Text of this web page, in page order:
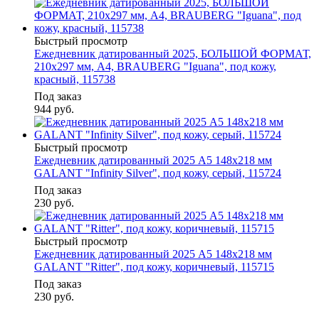
Быстрый просмотр
Ежедневник датированный 2025, БОЛЬШОЙ ФОРМАТ,
210х297 мм, А4, BRAUBERG "Iguana", под кожу,
красный, 115738
Под заказ
944 руб.
Быстрый просмотр
Ежедневник датированный 2025 А5 148х218 мм
GALANT "Infinity Silver", под кожу, серый, 115724
Под заказ
230 руб.
Быстрый просмотр
Ежедневник датированный 2025 А5 148х218 мм
GALANT "Ritter", под кожу, коричневый, 115715
Под заказ
230 руб.